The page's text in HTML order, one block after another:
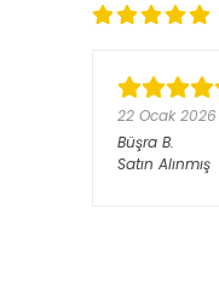
22 Ocak 2026
Büşra B.
Satın Alınmış